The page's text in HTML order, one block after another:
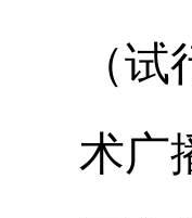
（
术广